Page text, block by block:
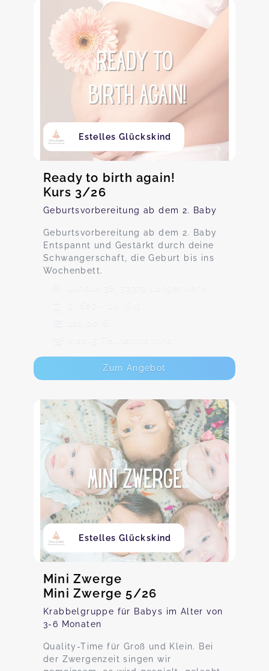
Estelles Glückskind
Ready to birth again!
Kurs 3/26
Geburtsvorbereitung ab dem 2. Baby
Geburtsvorbereitung ab dem 2. Baby
Entspannt und Gestärkt durch deine
Schwangerschaft, die Geburt bis ins
Wochenbett.
Ulhaus 38, 52379 Langerwehe
9. Sep - 14. Okt
120,00 €
Max. 5 TeilnehmerInnen
Zum Angebot
Estelles Glückskind
Mini Zwerge
Mini Zwerge 5/26
Krabbelgruppe für Babys im Alter von
3-6 Monaten
Quality-Time für Groß und Klein. Bei
der Zwergenzeit singen wir